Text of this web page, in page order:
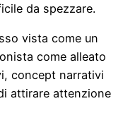
da spezzare.
vista come un
come alleato
concept narrativi
attirare attenzione